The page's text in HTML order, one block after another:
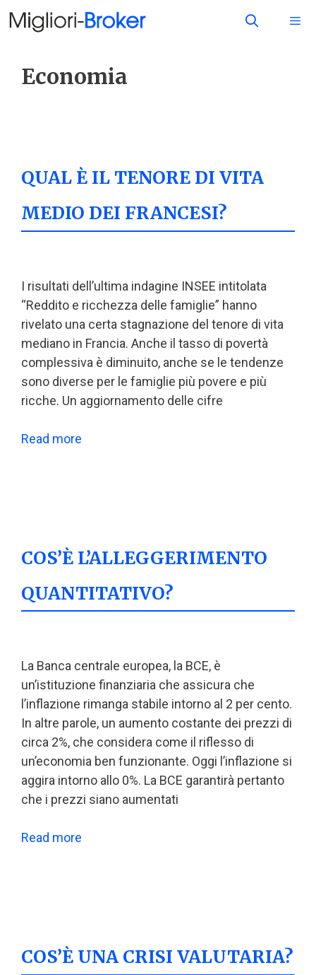
Economia
QUAL È IL TENORE DI VITA
MEDIO DEI FRANCESI?
I risultati dell’ultima indagine INSEE intitolata
“Reddito e ricchezza delle famiglie” hanno
rivelato una certa stagnazione del tenore di vita
mediano in Francia. Anche il tasso di povertà
complessiva è diminuito, anche se le tendenze
sono diverse per le famiglie più povere e più
ricche. Un aggiornamento delle cifre
Read more
COS’È L’ALLEGGERIMENTO
QUANTITATIVO?
La Banca centrale europea, la BCE, è
un’istituzione finanziaria che assicura che
l’inflazione rimanga stabile intorno al 2 per cento.
In altre parole, un aumento costante dei prezzi di
circa 2%, che considera come il riflesso di
un’economia ben funzionante. Oggi l’inflazione si
aggira intorno allo 0%. La BCE garantirà pertanto
che i prezzi siano aumentati
Read more
COS’È UNA CRISI VALUTARIA?